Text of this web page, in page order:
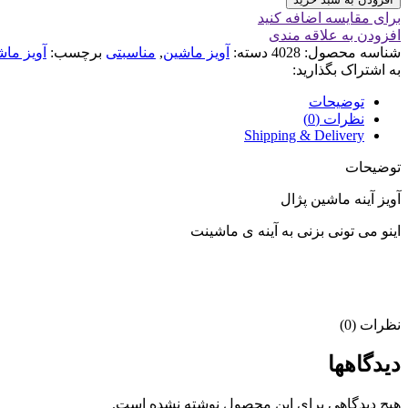
برای مقایسه اضافه کنید
افزودن به علاقه مندی
شناسه محصول: 4028 دسته: آویز ماشین, مناسبتی برچسب: آویز
به اشتراک بگذارید:
توضیحات
نظرات (0)
Shipping & Delivery
توضیحات
آویز آینه ماشین پژال
اینو می تونی بزنی به آینه ی ماشینت
نظرات (0)
دیدگاهها
هیچ دیدگاهی برای این محصول نوشته نشده است.